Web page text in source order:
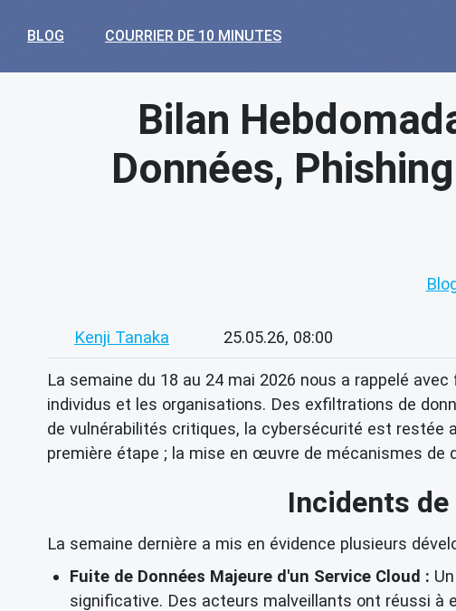
BLOG COURRIER DE 10 MINUTES
Bilan
Données,
Kenji Tanaka 25.05.26, 08:00
La semaine du 18 au 24 mai 2026 nous a rappelé
individus et les organisations. Des exfiltrations de
de vulnérabilités critiques, la cybersécurité est restée
première étape ; la mise en œuvre de mécanismes
Incidents
La semaine dernière a mis en évidence plusieurs
Fuite de Données Majeure d'un Service Cloud :
significative. Des acteurs malveillants ont réussi